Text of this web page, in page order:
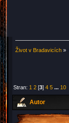
Život v Bradavicích »
Stran: 1 2 [3]4 5 ... 10
Autor